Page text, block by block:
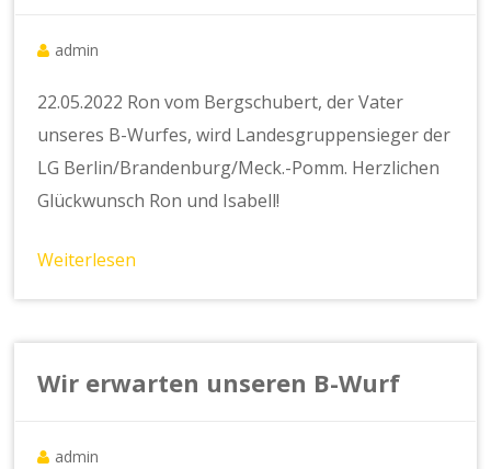
admin
22.05.2022 Ron vom Bergschubert, der Vater
unseres B-Wurfes, wird Landesgruppensieger der
LG Berlin/Brandenburg/Meck.-Pomm. Herzlichen
Glückwunsch Ron und Isabell!
Weiterlesen
Wir erwarten unseren B-Wurf
admin